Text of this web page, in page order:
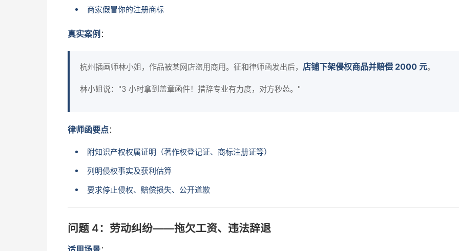
商家假冒你的注册商标
真实案例 ：
杭州插画师林小姐，作品被某网店盗用商用。征和律师函发出后， 店铺下架侵权商品并赔偿 2000 元。
林小姐说："3 小时拿到盖章函件！措辞专业有力度，对方秒怂。"
律师函要点：
附知识产权权属证明（著作权登记证、商标注册证等）
列明侵权事实及获利估算
要求停止侵权、赔偿损失、公开道歉
问题 4：劳动纠纷——拖欠工资、违法辞退